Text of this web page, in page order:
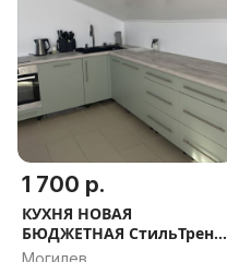
1 700 р.
КУХНЯ НОВАЯ
БЮДЖЕТНАЯ СтильТренд.
РАССРОЧКА, ДОСТАВКА,
Могилев